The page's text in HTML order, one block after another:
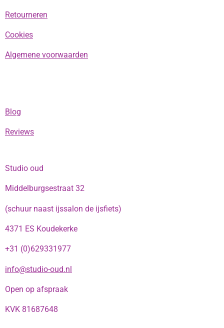
Retourneren
Cookies
Algemene voorwaarden
Blog
Reviews
Studio oud
Middelburgsestraat 32
(schuur naast ijssalon de ijsfiets)
4371 ES Koudekerke
+31 (0)629331977
info@studio-oud.nl
Open op afspraak
KVK 81687648